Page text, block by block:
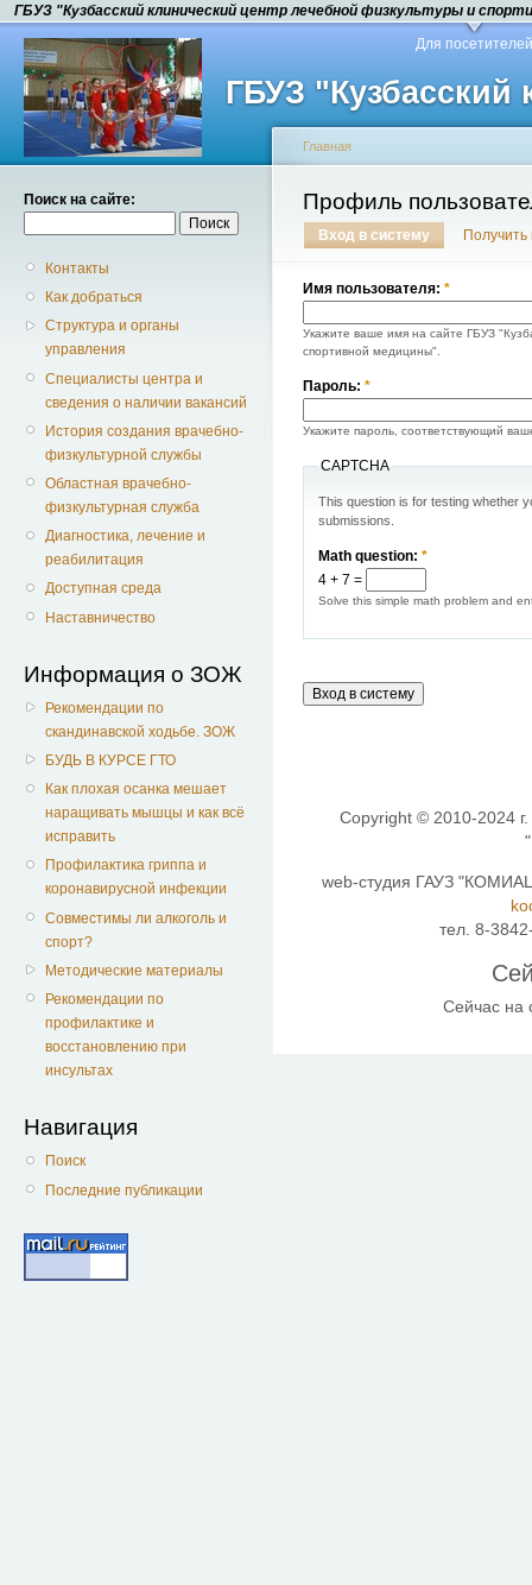
ГБУЗ "Кузбасский клинический центр лечебной физкультуры и
ГБУЗ
Для посетителей
Поиск на сайте:
Контакты
Как добраться
Структура и органы
управления
Специалисты центра и
сведения о наличии вакансий
История создания врачебно-
физкультурной службы
Областная врачебно-
физкультурная служба
Диагностика, лечение и
реабилитация
Доступная среда
Наставничество
Информация о ЗОЖ
Рекомендации по
скандинавской ходьбе. ЗОЖ
БУДЬ В КУРСЕ ГТО
Как плохая осанка мешает
наращивать мышцы и как всё
исправить
Профилактика гриппа и
коронавирусной инфекции
Совместимы ли алкоголь и
спорт?
Методические материалы
Рекомендации по
профилактике и
восстановлению при
инсультах
Навигация
Поиск
Последние публикации
Главная
Профиль
Вход в систему
Имя пользователя: *
Укажите ваше имя на сайте ГБУЗ
спортивной медицины".
Пароль: *
Укажите пароль, соответствующий
CAPTCHA
This question is for testing whether
submissions.
Math question: *
4 + 7 =
Solve this simple math problem and
Copyright © 2010-2024
web-студия ГАУЗ
тел. 8-
Сейчас на